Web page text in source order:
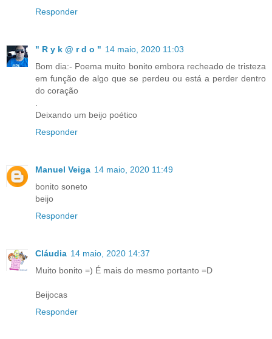
Responder
" R y k @ r d o " 14 maio, 2020 11:03
Bom dia:- Poema muito bonito embora recheado de tristeza
em função de algo que se perdeu ou está a perder dentro
do coração
Deixando um beijo poético
Responder
Manuel Veiga 14 maio, 2020 11:49
bonito soneto
beijo
Responder
Cláudia 14 maio, 2020 14:37
Muito bonito =) É mais do mesmo portanto =D
Beijocas
Responder